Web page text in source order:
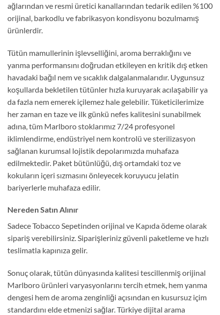
ağlarından ve resmi üretici kanallarından tedarik edilen %100
orijinal, barkodlu ve fabrikasyon kondisyonu bozulmamış
ürünlerdir.
Tütün mamullerinin işlevselliğini, aroma berraklığını ve
yanma performansını doğrudan etkileyen en kritik dış etken
havadaki bağıl nem ve sıcaklık dalgalanmalarıdır. Uygunsuz
koşullarda bekletilen tütünler hızla kuruyarak acılaşabilir ya
da fazla nem emerek içilemez hale gelebilir. Tüketicilerimize
her zaman en taze ve ilk günkü nefes kalitesini sunabilmek
adına, tüm Marlboro stoklarımız 7/24 profesyonel
iklimlendirme, endüstriyel nem kontrolü ve sterilizasyon
sağlanan kurumsal lojistik depolarımızda muhafaza
edilmektedir. Paket bütünlüğü, dış ortamdaki toz ve
kokuların içeri sızmasını önleyecek koruyucu jelatin
bariyerlerle muhafaza edilir.
Nereden Satın Alınır
Sadece Tobacco Sepetinden orijinal ve Kapıda ödeme olarak
sipariş verebilirsiniz. Siparişleriniz güvenli paketleme ve hızlı
teslimatla kapınıza gelir.
Sonuç olarak, tütün dünyasında kalitesi tescillenmiş orijinal
Marlboro ürünleri varyasyonlarını tercih etmek, hem yanma
dengesi hem de aroma zenginliği açısından en kusursuz içim
standardını elde etmenizi sağlar. Türkiye dijital arama